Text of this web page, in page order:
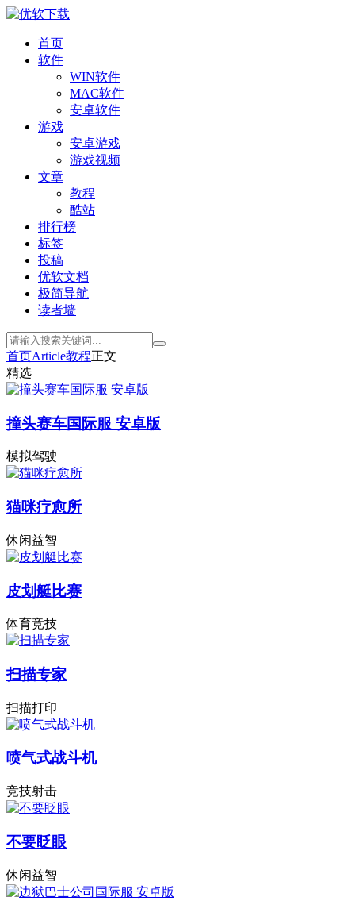
首页
软件
WIN软件
MAC软件
安卓软件
游戏
安卓游戏
游戏视频
文章
教程
酷站
排行榜
标签
投稿
优软文档
极简导航
读者墙
首页Article教程正文
精选
撞头赛车国际服 安卓版
模拟驾驶
猫咪疗愈所
休闲益智
皮划艇比赛
体育竞技
扫描专家
扫描打印
喷气式战斗机
竞技射击
不要眨眼
休闲益智